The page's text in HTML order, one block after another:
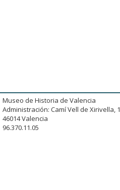
Museo de Historia de Valencia
Administración: Camí Vell de Xirivella, 1
46014 Valencia
96.370.11.05